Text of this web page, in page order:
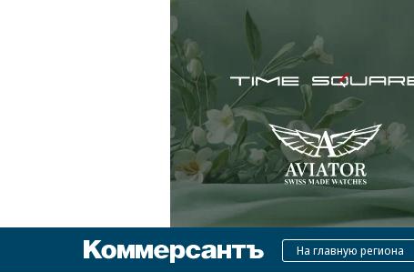
КоммерсантъНа главную региона